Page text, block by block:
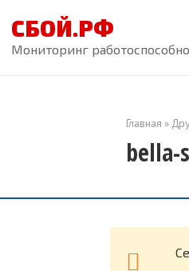
СБОЙ.РФ
Мониторинг
Главная »
bella-